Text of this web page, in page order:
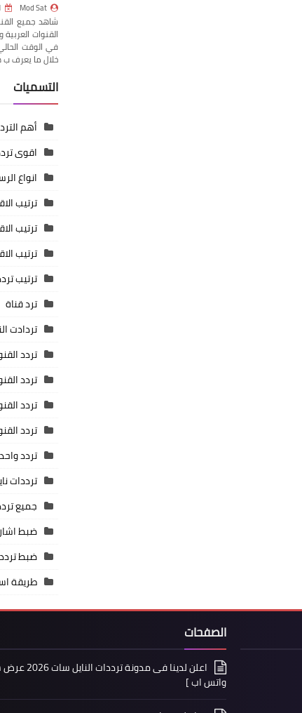
Mod Sat
القنوات
في الوقت
خلال ما يعرف
التسميات
أهم
اقوى
انواع
ترتيب
ترتيب
ترتيب
ترتيب
ترد قناة
تردادت
تردد
تردد
تردد
تردد
تردد
ترددات
جميع
ضبط
ضبط
طريقة
الصفحات
اعلن
واتس اب ]